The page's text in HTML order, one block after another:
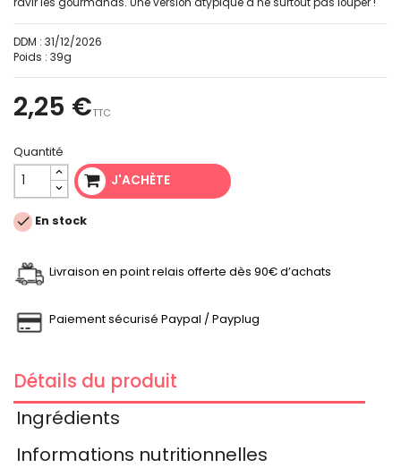
DDM : 31/12/2026
Poids : 39g
2,25 €TTC
Quantité
J'ACHÈTE
 En stock
Livraison en point relais offerte dès 90€ d’achats
Paiement sécurisé Paypal / Payplug
Détails du produit
Ingrédients
Informations nutritionnelles